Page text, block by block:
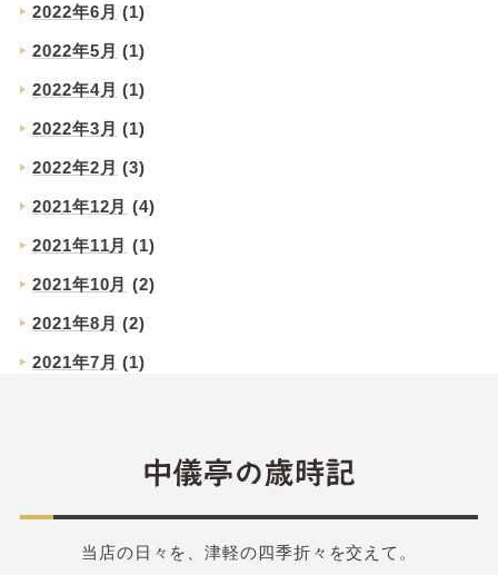
2022年6月 (1)
2022年5月 (1)
2022年4月 (1)
2022年3月 (1)
2022年2月 (3)
2021年12月 (4)
2021年11月 (1)
2021年10月 (2)
2021年8月 (2)
2021年7月 (1)
当店の日々を、津軽の四季折々を交えて。